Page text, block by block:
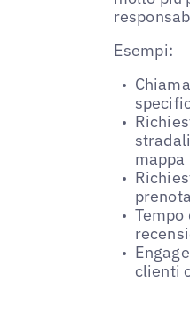
Esempi:
mappa
clienti